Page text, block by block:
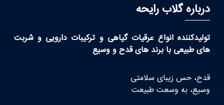
درباره گلاب رایحه
تولیدکننده انواع عرقیات گیاهی و ترکیبات دارویی و شربت
های طبیعی با برند های قدح و وسیع
قدح، حس زیبای سلامتی
وسیع، به وسعت طبیعت